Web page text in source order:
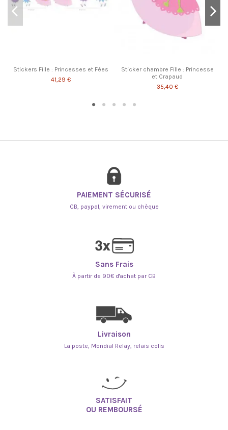
Stickers Fille : Princesses et Fées
41,29 €
Sticker chambre Fille : Princesse
et Crapaud
35,40 €
PAIEMENT SÉCURISÉ
CB, paypal, virement ou chèque
Sans Frais
À partir de 90€ d'achat par CB
Livraison
La poste, Mondial Relay, relais colis
SATISFAIT
OU REMBOURSÉ